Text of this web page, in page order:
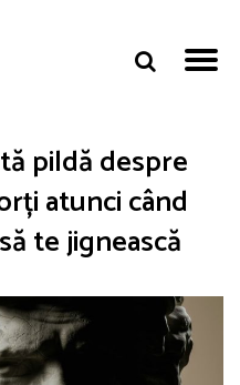
pildă despre
atunci când
te jignească